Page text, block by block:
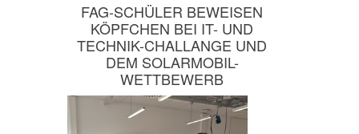
FAG-SCHÜLER BEWEISEN
KÖPFCHEN BEI IT- UND
TECHNIK-CHALLANGE UND
DEM SOLARMOBIL-
WETTBEWERB